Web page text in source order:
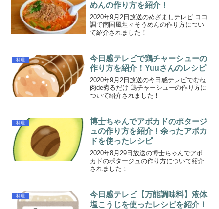
めんの作り方を紹介！
2020年9月2日放送のめざましテレビ ココ
調で南国風坦々そうめんの作り方につい
て紹介されました！
料理
今日感テレビで鶏チャーシューの
作り方を紹介！Yuuさんのレシピ
2020年9月2日放送の今日感テレビでむね
肉de煮るだけ 鶏チャーシューの作り方に
ついて紹介されました！
料理
博士ちゃんでアボカドのポタージ
ュの作り方を紹介！余ったアボカ
ドを使ったレシピ
2020年8月29日放送の博士ちゃんでアボ
カドのポタージュの作り方について紹介
されました！
料理
今日感テレビ【万能調味料】液体
塩こうじを使ったレシピを紹介！